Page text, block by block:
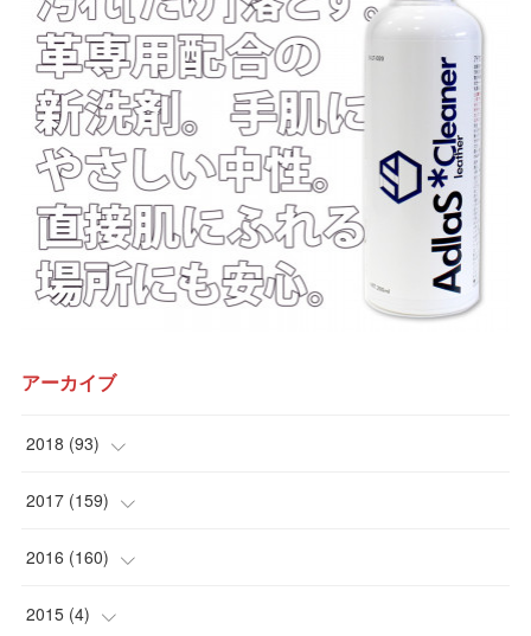
アーカイブ
2018 (93)
(12)
(15)
(15
2017 (159)
(10)
(9
2016 (160)
(12)
2015 (4)